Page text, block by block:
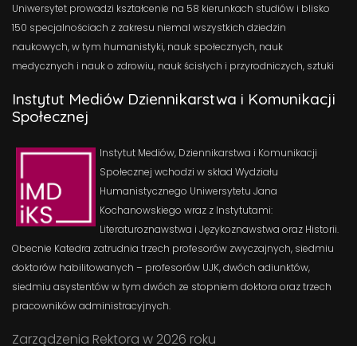
Uniwersytet prowadzi kształcenie na 58 kierunkach studiów i blisko
150 specjalnościach z zakresu niemal wszystkich dziedzin
naukowych, w tym humanistyki, nauk społecznych, nauk
medycznych i nauk o zdrowiu, nauk ścisłych i przyrodniczych, sztuki
Instytut Mediów Dziennikarstwa i Komunikacji
Społecznej
Instytut Mediów, Dziennikarstwa i Komunikacji
Społecznej wchodzi w skład Wydziału
Humanistycznego Uniwersytetu Jana
Kochanowskiego wraz z Instytutami:
Literaturoznawstwa i Językoznawstwa oraz Historii.
Obecnie Katedra zatrudnia trzech profesorów zwyczajnych, siedmiu
doktorów habilitowanych – profesorów UJK, dwóch adiunktów,
siedmiu asystentów w tym dwóch ze stopniem doktora oraz trzech
pracowników administracyjnych.
Zarządzenia Rektora w 2026 roku